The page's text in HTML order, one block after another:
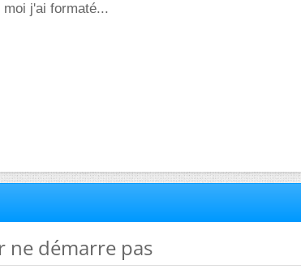
j'ai formaté...
ne démarre pas